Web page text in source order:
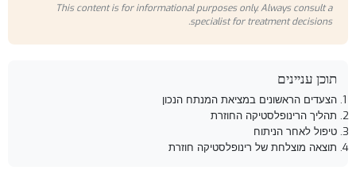
This content is for informational purposes only. Always consult a
specialist for treatment decisions.
תוכן עניינים
הצעדים הראשונים במציאת המנתח הנכון
תהליך הרינופלסטיקה החוזרת
טיפול לאחר הניתוח
תוצאה מוצלחת של רינופלסטיקה חוזרת